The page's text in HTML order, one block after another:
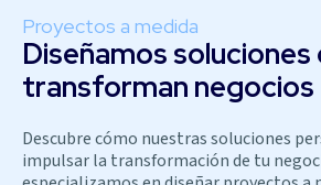
Proyectos a medida
Diseñamos soluciones
transforman negocios
Descubre cómo nuestras soluciones
impulsar la transformación de tu